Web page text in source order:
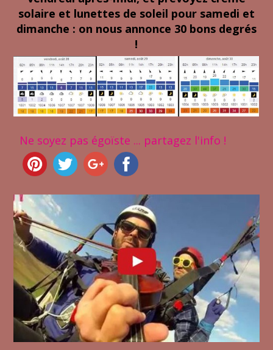
solaire et lunettes de soleil pour samedi et
dimanche : on nous annonce 30 bons degrés
!
Ne soyez pas égoïste ... partagez l'info !